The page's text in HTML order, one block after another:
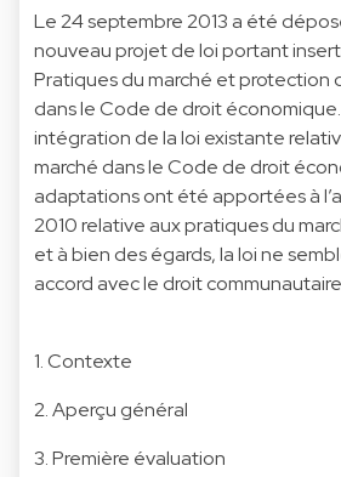
Le 24 septembre 2013 a été
nouveau projet de loi portant
Pratiques du marché et protection
dans le Code de droit
intégration de la loi existante
marché dans le Code de droit
adaptations ont été apportées à
2010 relative aux pratiques du
et à bien des égards, la loi ne
accord avec le droit
1. Contexte
2. Aperçu général
3. Première évaluation